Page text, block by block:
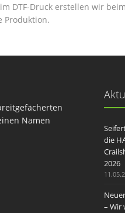
DTF-Druck erstellen wir
Produktion.
Namen
die
2026
– Wir